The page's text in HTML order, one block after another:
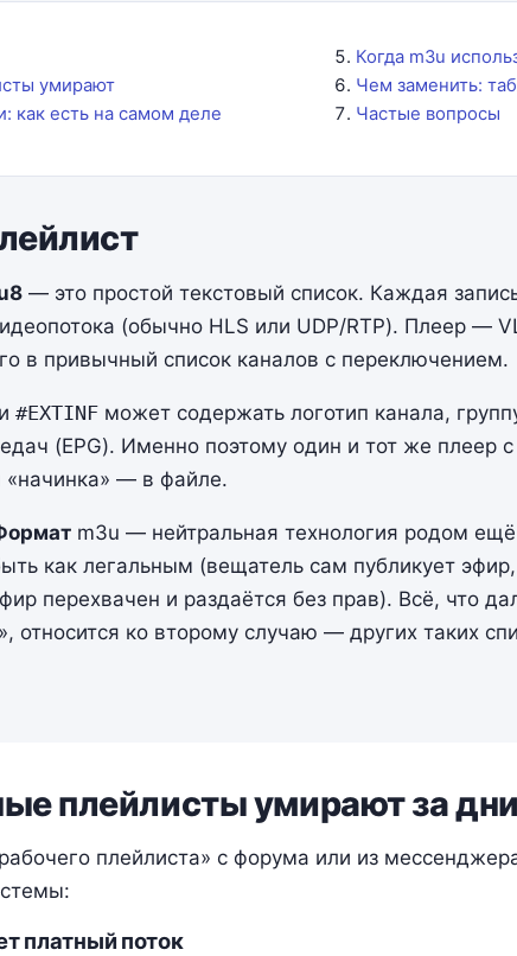
умирают
как есть на самом деле
Когда m3u
Чем заменить:
Частые вопросы
— это простой текстовый список. Каждая
(обычно HLS или UDP/RTP). Плеер —
в привычный список каналов с переключением.
#EXTINF может содержать логотип канала,
(EPG). Именно поэтому один и тот же плеер
«начинка» — в файле.
m3u — нейтральная технология родом
как легальным (вещатель сам публикует
перехвачен и раздаётся без прав). Всё, что
относится ко второму случаю — других таких
плейлисты умирают за дни
плейлиста» с форума или из
платный поток